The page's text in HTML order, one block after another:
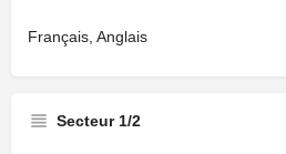
Français, Anglais
Secteur 1/2